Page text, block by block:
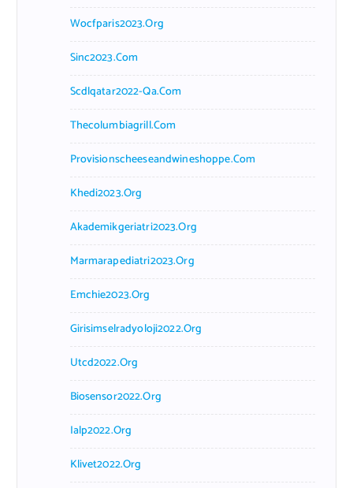
Wocfparis2023.org
Sinc2023.com
Scdlqatar2022-Qa.com
Thecolumbiagrill.com
Provisionscheeseandwineshoppe.com
Khedi2023.org
Akademikgeriatri2023.org
Marmarapediatri2023.org
Emchie2023.org
Girisimselradyoloji2022.org
Utcd2022.org
Biosensor2022.org
Ialp2022.org
Klivet2022.org